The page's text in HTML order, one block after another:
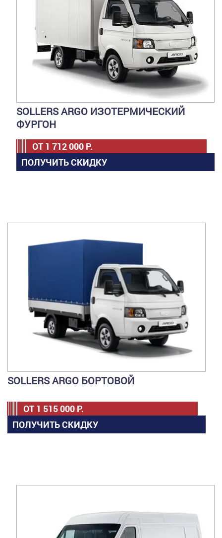
SOLLERS ARGO ИЗОТЕРМИЧЕСКИЙ
ФУРГОН
ОТ 1 712 000 Р.
ПОЛУЧИТЬ СКИДКУ
SOLLERS ARGO БОРТОВОЙ
ОТ 1 515 000 Р.
ПОЛУЧИТЬ СКИДКУ